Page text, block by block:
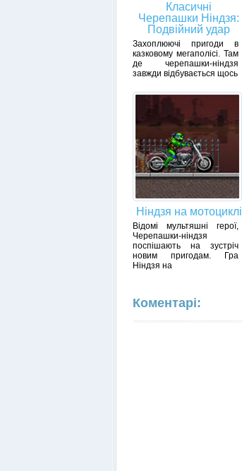
Класичні
Черепашки Ніндзя:
Подвійний удар
Захоплюючі пригоди в
казковому мегаполісі. Там
де черепашки-ніндзя
завжди відбувається щось
Ніндзя на мотоциклі
Відомі мультяшні герої,
Черепашки-ніндзя
поспішають на зустріч
новим пригодам. Гра
Ніндзя на
Коментарі: